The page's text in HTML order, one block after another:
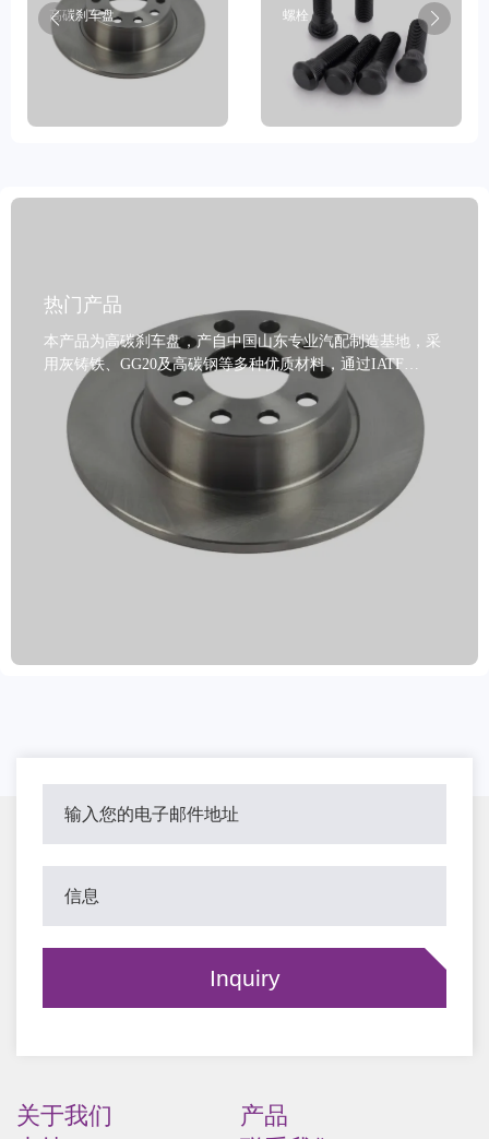
高碳刹车盘 螺栓
热门产品
本产品为高碳刹车盘，产自中国山东专业汽配制造基地，采
用灰铸铁、GG20及高碳钢等多种优质材料，通过IATF
TS16949质量体系认证和R90 E-mark欧盟认证，确保制动性
能稳定可靠。产品经过动态平衡检测技术处理，安装精准、
运行平稳，定位孔精度高，适配全球99%以上车型，满足不
同市场法规要求。表面采用油封、喷涂或涂层防锈工艺，有
效抵御潮湿与腐蚀环境，延长使用寿命，适应各种气候条
件。支持定制服务，颜色可选灰色、黑色、金属色及金色，
灵活匹配客户品牌形象。我们提供试单支持、2年质保+8万
公里保证以及15-30天快速交货周期，致力于为国际贸易客
关于我们
产品